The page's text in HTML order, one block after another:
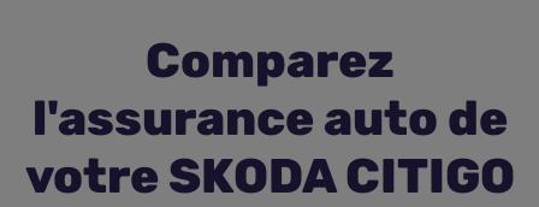
Comparez
l'assurance auto de
votre SKODA CITIGO